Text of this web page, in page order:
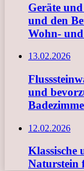
Geräte
und den
Wohn-
13.02.2026
und
12.02.2026
Klassische
Naturstein